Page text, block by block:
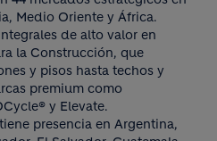
Medio Oriente y África.
de alto valor en
la Construcción, que
y pisos hasta techos y
premium como
y Elevate.
presencia en Argentina,